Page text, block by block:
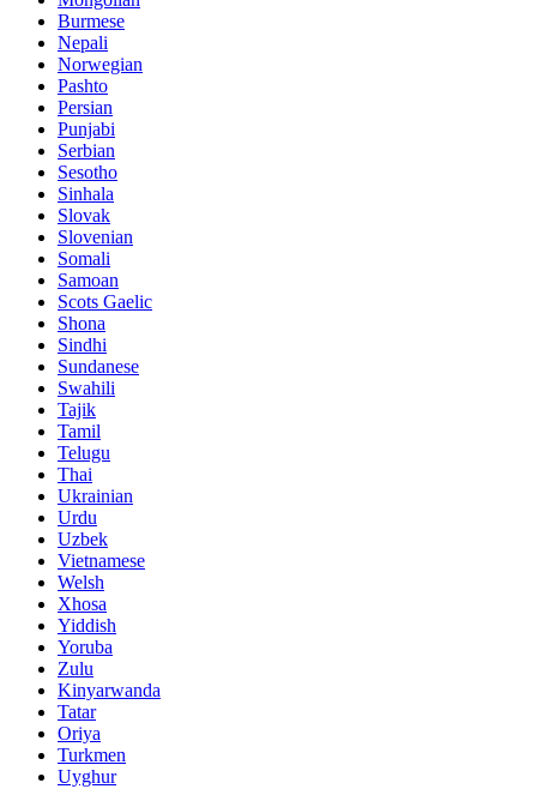
Burmese
Nepali
Norwegian
Pashto
Persian
Punjabi
Serbian
Sesotho
Sinhala
Slovak
Slovenian
Somali
Samoan
Scots Gaelic
Shona
Sindhi
Sundanese
Swahili
Tajik
Tamil
Telugu
Thai
Ukrainian
Urdu
Uzbek
Vietnamese
Welsh
Xhosa
Yiddish
Yoruba
Zulu
Kinyarwanda
Tatar
Oriya
Turkmen
Uyghur